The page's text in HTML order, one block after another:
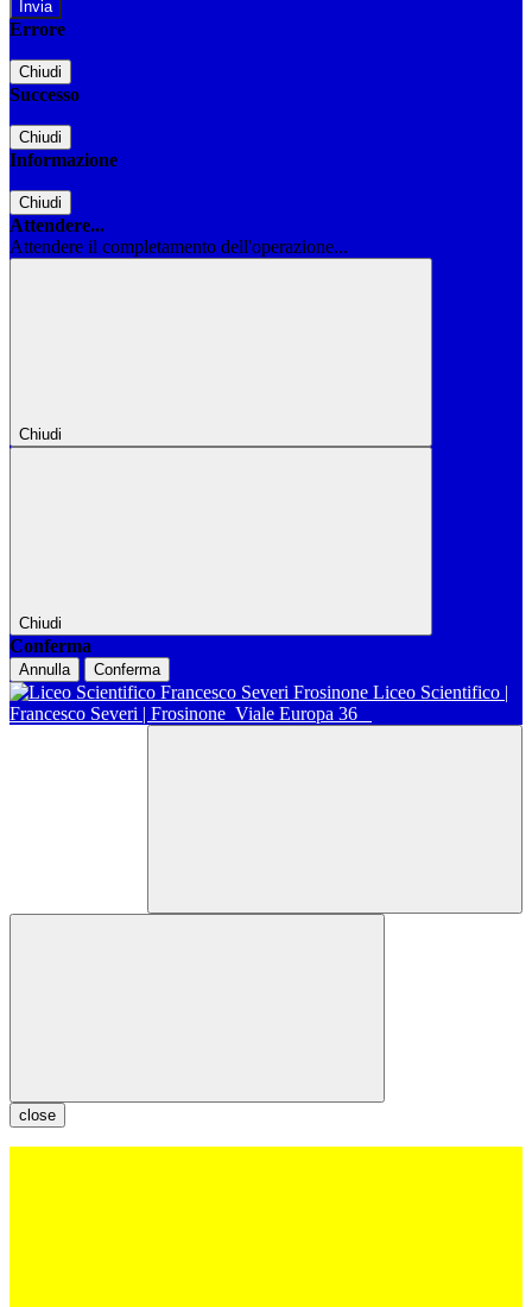
Errore
Chiudi
Successo
Chiudi
Informazione
Chiudi
Attendere...
Attendere il completamento dell'operazione...
Chiudi
Chiudi
Conferma
Annulla Conferma
Liceo Scientifico |
Francesco Severi | Frosinone Viale Europa 36
close